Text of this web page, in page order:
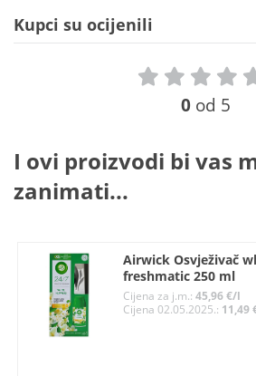
Kupci su ocijenili
0 od 5
I ovi proizvodi bi vas
zanimati...
Airwick Osvježivač
freshmatic 250 ml
Cijena za j.m.: 45,96 €/l
Cijena 02.05.2025.: 11,49